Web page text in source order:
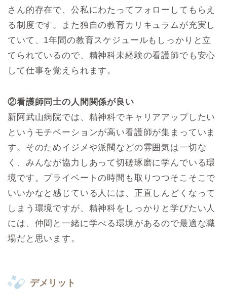
さん的存在で、公私にわたってフォローしてもらえ
る制度です。また独自の教育カリキュラムが充実し
ていて、1年間の教育スケジュールもしっかりと立
てられているので、精神科未経験の看護師でも安心
して仕事を覚えられます。
②看護師同士の人間関係が良い
新阿武山病院では、精神科でキャリアアップしたい
というモチベーションが高い看護師が集まっていま
す。そのためイジメや派閥などの雰囲気は一切な
く、みんなが協力しあって切磋琢磨に学んでいる環
境です。プライベートの時間も取りつつそこそこで
いいかなと感じている人には、正直しんどくなって
しまう環境ですが、精神科をしっかりと学びたい人
には、仲間と一緒に学べる環境があるので最適な職
場だと思います。
デメリット